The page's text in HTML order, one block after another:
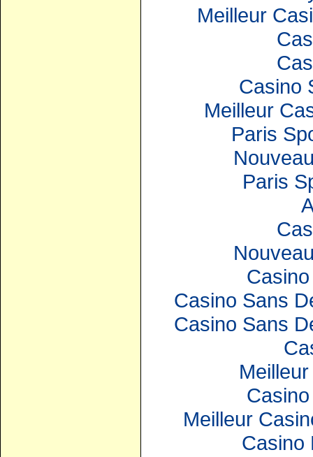
Meilleur
Casino
Meilleur
Paris
Paris
Casino Sans
Casino Sans
Meilleur
Casino